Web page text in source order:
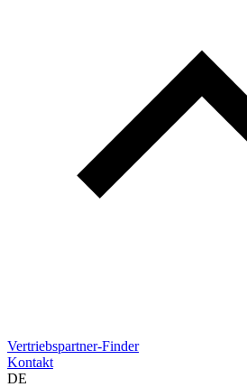
Vertriebspartner-Finder
Kontakt
DE